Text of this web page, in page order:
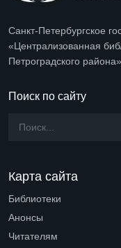
Санкт-Петербургское
«Централизованная
Петроградского района»
Поиск по сайту
Карта сайта
Библиотеки
Анонсы
Читателям